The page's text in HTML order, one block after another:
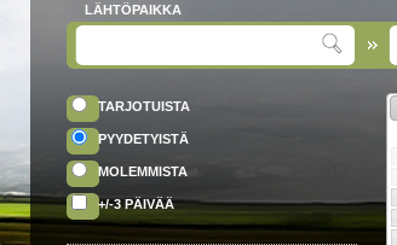
LÄHTÖPAIKKA
TARJOTUISTA
PYYDETYISTÄ
MOLEMMISTA
+/-3 PÄIVÄÄ